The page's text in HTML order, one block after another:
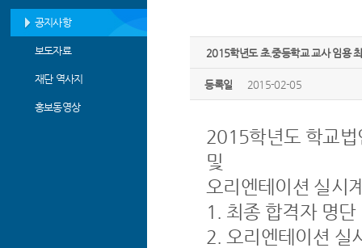
공지사항
보도자료
재단 역사지
홍보동영상
2015학년도 초.중등학교 교사 임용
등록일 2015-02-05
2015학년도 학교법
및
오리엔테이션 실시
1. 최종 합격자 명
2. 오리엔테이션 실